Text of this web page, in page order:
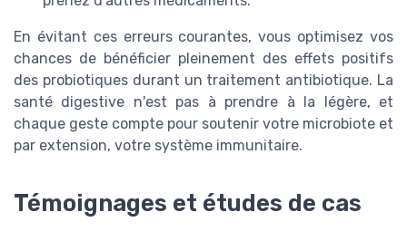
En évitant ces erreurs courantes, vous optimisez vos
chances de bénéficier pleinement des effets positifs
des probiotiques durant un traitement antibiotique. La
santé digestive n'est pas à prendre à la légère, et
chaque geste compte pour soutenir votre microbiote et
par extension, votre système immunitaire.
Témoignages et études de cas